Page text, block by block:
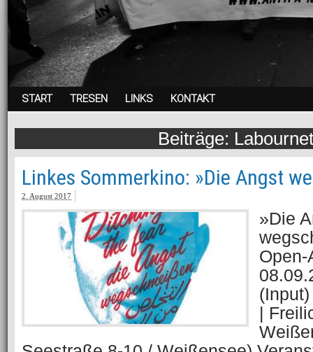
START TRESEN LINKS KONTAKT
Linkes Sommerkino: »Die Angst
2. August 2017
»Die
Open-
|